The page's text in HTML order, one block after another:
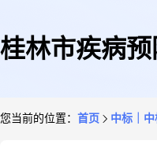
桂林市疾病
您当前的位置： 首页 中标｜中